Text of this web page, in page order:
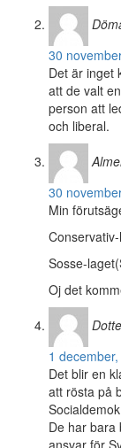
30
Det är inget
att de valt
person att
och liberal.
30
Min
Sosse-
Oj det
1
Det blir en
att rösta på
De har bara
ansvar för